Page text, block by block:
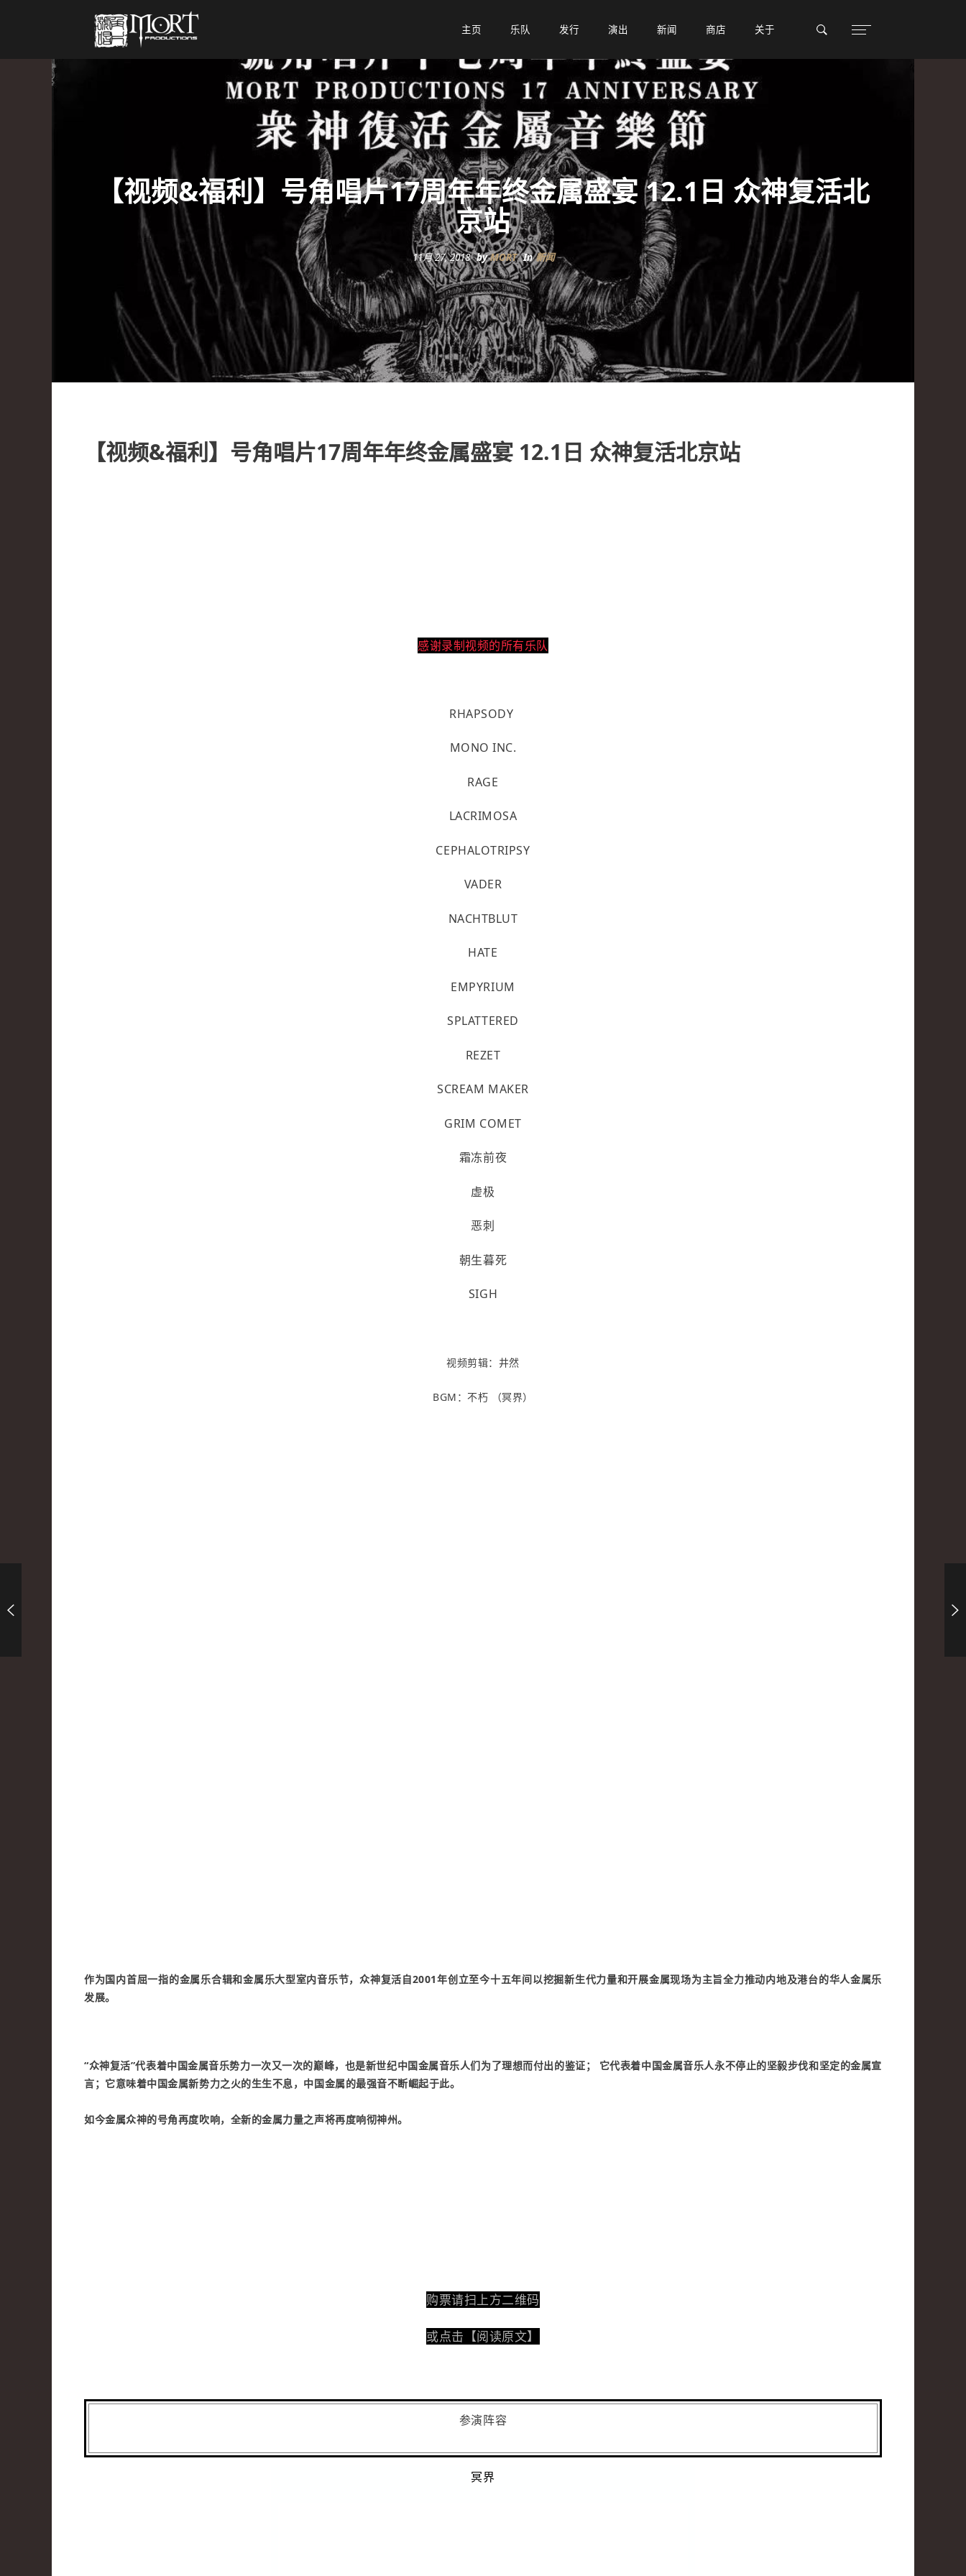
主页
主页 乐队
乐队 发行
发行 演出
演出 新闻
新闻 商店
商店 关于
关于
【视频&福利】号角唱片17周年年终金属盛宴 12.1日 众神复活北
京站
11月 27, 2018 byMORT In新闻
【视频&福利】号角唱片17周年年终金属盛宴 12.1日 众神复活北京站
感谢录制视频的所有乐队
RHAPSODY
MONO INC.
RAGE
LACRIMOSA
CEPHALOTRIPSY
VADER
NACHTBLUT
HATE
EMPYRIUM
SPLATTERED
REZET
SCREAM MAKER
GRIM COMET
霜冻前夜
虚极
恶刺
朝生暮死
SIGH
视频剪辑：井然
BGM：不朽 （冥界）
作为国内首屈一指的金属乐合辑和金属乐大型室内音乐节，众神复活自2001年创立至今十五年间以挖掘新生代力量和开展金属现场为主旨全力推动内地及港台的华人金属乐
发展。
“众神复活”代表着中国金属音乐势力一次又一次的巅峰，也是新世纪中国金属音乐人们为了理想而付出的鉴证； 它代表着中国金属音乐人永不停止的坚毅步伐和坚定的金属宣
言；它意味着中国金属新势力之火的生生不息，中国金属的最强音不断崛起于此。
如今金属众神的号角再度吹响，全新的金属力量之声将再度响彻神州。
购票请扫上方二维码
或点击【阅读原文】
参演阵容
冥界